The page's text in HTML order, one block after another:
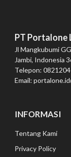
PT Portalone
Jl Mangkubumi
Jambi, Indonesia
Telepon:
Email:
INFORMASI
Tentang Kami
Privacy Policy